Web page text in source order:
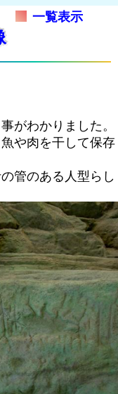
一覧表示
がわかりました。
や肉を干して保存
管のある人型らし